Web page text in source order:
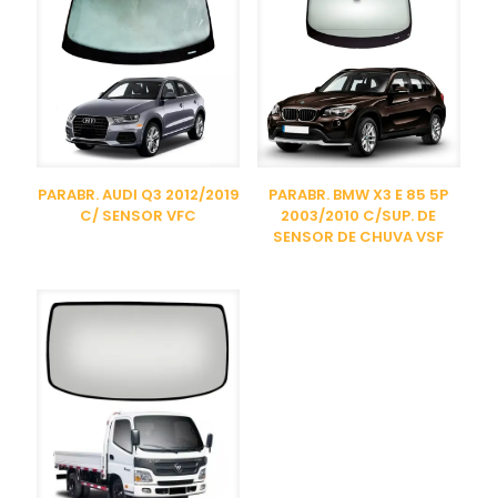
PARABR. AUDI Q3 2012/2019
C/ SENSOR VFC
PARABR. BMW X3 E 85 5P
2003/2010 C/SUP. DE
SENSOR DE CHUVA VSF